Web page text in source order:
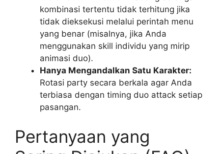
kombinasi tertentu tidak terhitung jika
tidak dieksekusi melalui perintah menu
yang benar (misalnya, jika Anda
menggunakan skill individu yang mirip
animasi duo).
Hanya Mengandalkan Satu Karakter:
Rotasi party secara berkala agar Anda
terbiasa dengan timing duo attack setiap
pasangan.
Pertanyaan yang